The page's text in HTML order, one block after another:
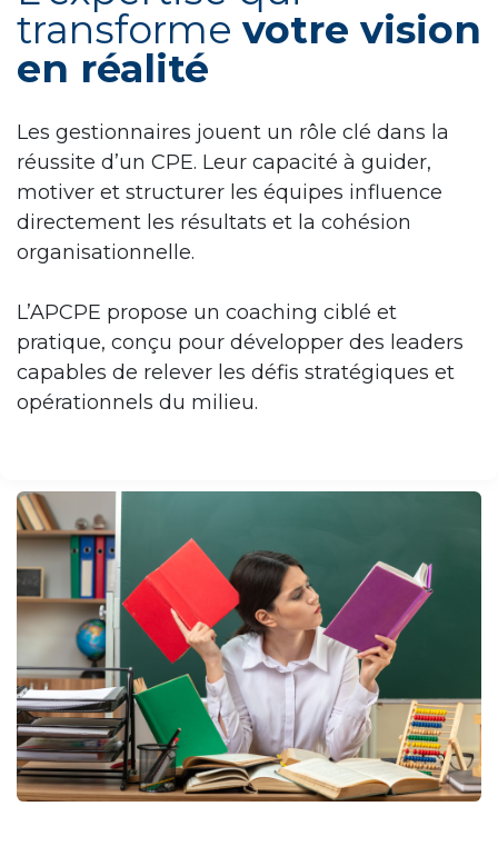
transformevotre vision
en réalité
Les gestionnaires jouent un rôle clé dans la
réussite d’un CPE. Leur capacité à guider,
motiver et structurer les équipes influence
directement les résultats et la cohésion
organisationnelle.
L’APCPE propose un coaching ciblé et
pratique, conçu pour développer des leaders
capables de relever les défis stratégiques et
opérationnels du milieu.​